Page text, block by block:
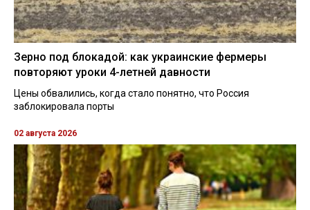
Зерно под блокадой: как украинские фермеры
повторяют уроки 4-летней давности
Цены обвалились, когда стало понятно, что Россия
заблокировала порты
02 августа 2026